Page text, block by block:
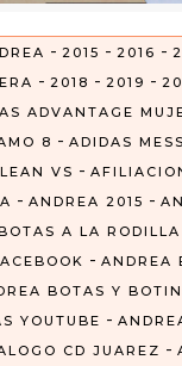
- 2015 - 2016 -
- 2018 - 2019 -
ADVANTAGE
8 - ADIDAS
VS -
- ANDREA 2015 -
A LA RODILLA
- ANDREA
BOTAS Y
YOUTUBE -
CD JUAREZ -